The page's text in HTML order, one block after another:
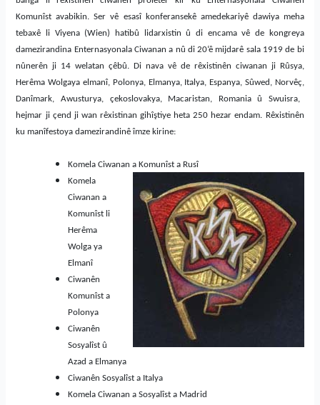
Komunîst avabikin.Ser vê esasî konferansekê amedekariyê dawiya meha
tebaxê li Viyena (Wien) hatibû lidarxistin û di encama vê de kongreya
damezirandina Enternasyonala Ciwanan a nû di 20‘ê mijdarê sala 1919 de bi
nûnerên ji 14 welatançêbû. Di nava vê de rêxistinên ciwanan ji Rûsya,
Herêma Wolgaya elmanî, Polonya, Elmanya, Italya, Espanya, Sûwed, Norvêç,
Danîmark,Awusturya, çekoslovakya, Macaristan, Romania û Swuisra,
hejmar ji çend ji wan rêxistinan gihîştiye heta 250 hezar endam. Rêxistinên
ku manîfestoya damezirandinê îmze kirine:
Komela Ciwanan a Komunîst a Rusî
Komela
Ciwanan a
Komunîst li
Herêma
Wolga ya
Elmanî
Ciwanên
Komunîst a
Polonya
Ciwanên
Sosyalîst û
Azad a Elmanya
Ciwanên Sosyalîst a Italya
Komela Ciwanan a Sosyalîst a Madrid